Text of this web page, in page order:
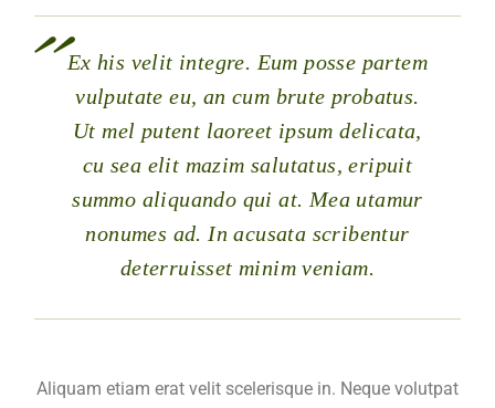
Ex his velit integre. Eum posse partem
vulputate eu, an cum brute probatus.
Ut mel putent laoreet ipsum delicata,
cu sea elit mazim salutatus, eripuit
summo aliquando qui at. Mea utamur
nonumes ad. In acusata scribentur
deterruisset minim veniam.
Aliquam etiam erat velit scelerisque in. Neque volutpat